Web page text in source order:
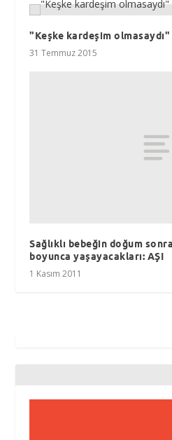
"Keşke kardeşim olmasaydı"
31 Temmuz 2015
Sağlıklı bebeğin doğum
boyunca yaşayacakları: AŞI
1 Kasım 2011